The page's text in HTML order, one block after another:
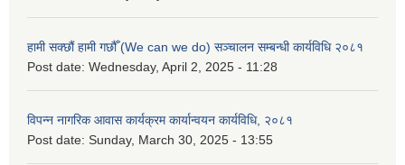
हामी सक्छौं हामी गछौँ (We can we do) सञ्चालन सम्बन्धी कार्यविधि २०८१
Post date: Wednesday, April 2, 2025 - 11:28
विपन्न नागरिक आवास कार्यक्रम कार्यान्वयन कार्यविधि, २०८१
Post date: Sunday, March 30, 2025 - 13:55